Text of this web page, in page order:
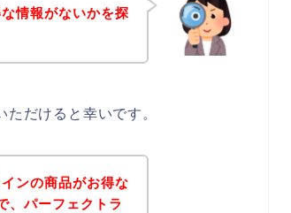
情報がないかを探
だけると幸いです。
ンの商品がお得な
、パーフェクトラ